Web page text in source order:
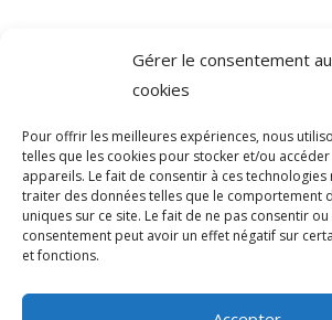
Gérer le consentement
cookies
Pour offrir les meilleures expériences, nous
telles que les cookies pour stocker et/ou
appareils. Le fait de consentir à ces
traiter des données telles que le comportement
uniques sur ce site. Le fait de ne pas consentir
consentement peut avoir un effet négatif sur
et fonctions.
Direction de l'information légale et
comarquage developpé par